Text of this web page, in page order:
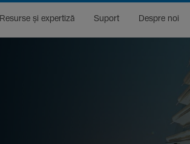
Resurse și exper­tiză Suport Despre noi